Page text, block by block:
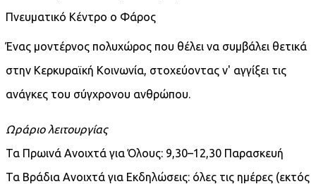
Πνευματικό Κέντρο ο Φάρος
Ένας μοντέρνος πολυχώρος που θέλει να συμβάλει θετικά
στην Κερκυραϊκή Κοινωνία, στοχεύοντας ν' αγγίξει τις
ανάγκες του σύγχρονου ανθρώπου.
Ωράριο λειτουργίας
Τα Πρωινά Ανοιχτά για Όλους: 9,30–12,30 Παρασκευή
Τα Βράδια Ανοιχτά για Εκδηλώσεις: όλες τις ημέρες (εκτός